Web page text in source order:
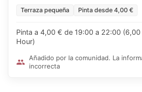
Terraza pequeña Pinta desde 4,00 €
Pinta a 4,00 € de 19:00 a 22:00
Hour)
Añadido por la comunidad. La
incorrecta